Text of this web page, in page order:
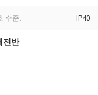
수준: IP40
전반